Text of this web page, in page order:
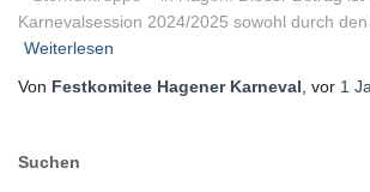
Karnevalsession 2024/2025 sowohl durch
Weiterlesen
Von Festkomitee Hagener Karneval, vor 1
Suchen